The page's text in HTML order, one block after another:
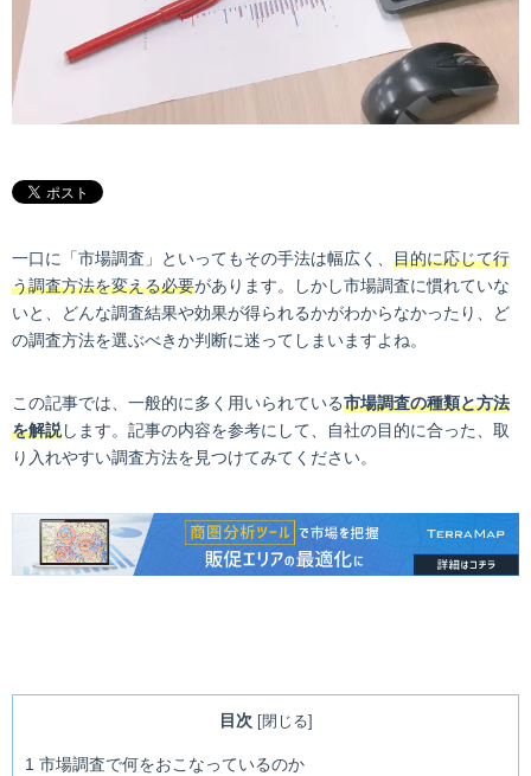
一口に「市場調査」といってもその手法は幅広く、 目的に応じて行
う調査方法を変える必要があります。しかし市場調査に慣れていな
いと、どんな調査結果や効果が得られるかがわからなかったり、ど
の調査方法を選ぶべきか判断に迷ってしまいますよね。
この記事では、一般的に多く用いられている市場調査の種類と方法
を解説します。記事の内容を参考にして、自社の目的に合った、取
り入れやすい調査方法を見つけてみてください。
目次 [閉じる]
1 市場調査で何をおこなっているのか